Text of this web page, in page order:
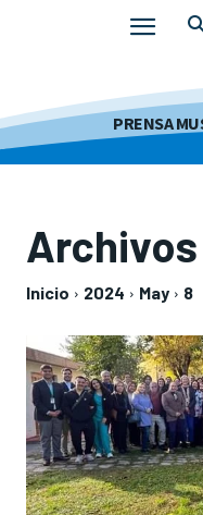
PRENSA
Inicio 2024 May 8